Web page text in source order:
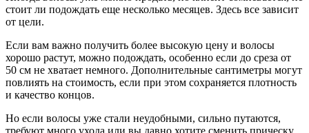
стоит ли подождать еще несколько месяцев. Здесь все зависит
от цели.
Если вам важно получить более высокую цену и волосы
хорошо растут, можно подождать, особенно если до среза от
50 см не хватает немного. Дополнительные сантиметры могут
повлиять на стоимость, если при этом сохраняется плотность
и качество концов.
Но если волосы уже стали неудобными, сильно путаются,
требуют много ухода или вы давно хотите сменить прическу,